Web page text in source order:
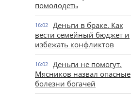
помолодеть
16:02
Деньги в браке. Как
вести семейный бюджет и
избежать конфликтов
16:02
Деньги не помогут.
Мясников назвал опасные
болезни богачей